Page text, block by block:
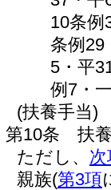
10条例
条例29
5・平
例7・
(扶養手当)
第10条
扶
ただし、
親族(第3項